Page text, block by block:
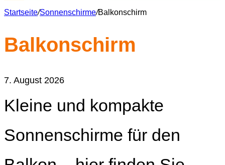
Startseite/Sonnenschirme/Balkonschirm
Balkonschirm
7. August 2026
Kleine und kompakte
Sonnenschirme für den